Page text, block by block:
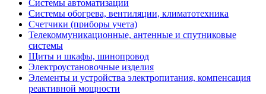
Системы автоматизации
Системы обогрева, вентиляции, климатотехника
Счетчики (приборы учета)
Телекоммуникационные, антенные и спутниковые
системы
Щиты и шкафы, шинопровод
Электроустановочные изделия
Элементы и устройства электропитания, компенсация
реактивной мощности